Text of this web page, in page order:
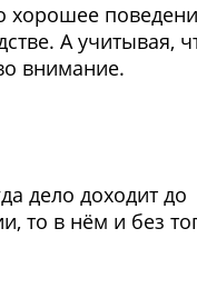
хорошее
А учитывая,
внимание.
дело доходит до
то в нём и без